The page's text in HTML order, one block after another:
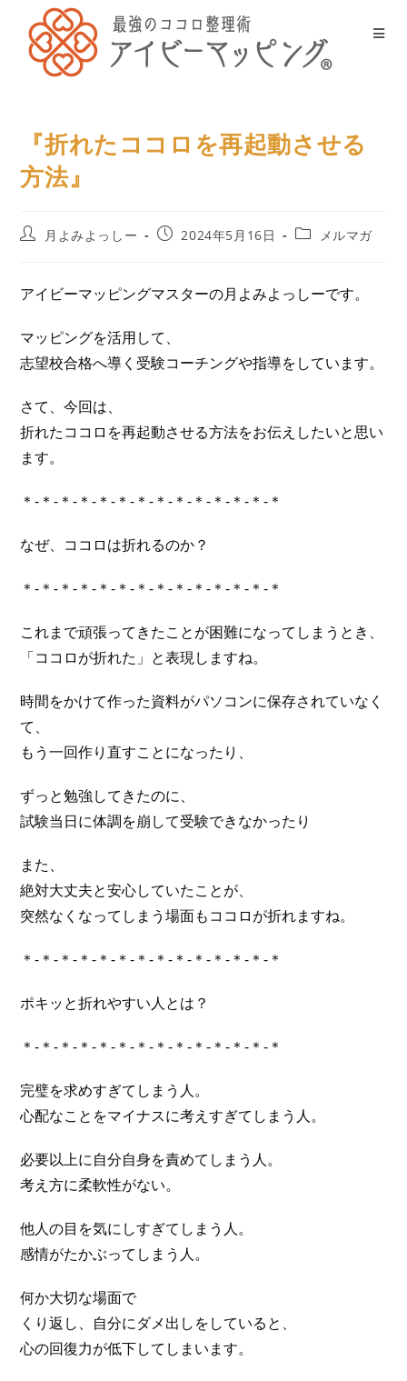
『折れたココロを再起動させる
方法』
月よみよっしー 2024年5月16日 メルマガ
アイビーマッピングマスターの月よみよっしーです。
マッピングを活用して、
志望校合格へ導く受験コーチングや指導をしています。
さて、今回は、
折れたココロを再起動させる方法をお伝えしたいと思い
ます。
＊-＊-＊-＊-＊-＊-＊-＊-＊-＊-＊-＊-＊-＊
なぜ、ココロは折れるのか？
＊-＊-＊-＊-＊-＊-＊-＊-＊-＊-＊-＊-＊-＊
これまで頑張ってきたことが困難になってしまうとき、
「ココロが折れた」と表現しますね。
時間をかけて作った資料がパソコンに保存されていなく
て、
もう一回作り直すことになったり、
ずっと勉強してきたのに、
試験当日に体調を崩して受験できなかったり
また、
絶対大丈夫と安心していたことが、
突然なくなってしまう場面もココロが折れますね。
＊-＊-＊-＊-＊-＊-＊-＊-＊-＊-＊-＊-＊-＊
ポキッと折れやすい人とは？
＊-＊-＊-＊-＊-＊-＊-＊-＊-＊-＊-＊-＊-＊
完璧を求めすぎてしまう人。
心配なことをマイナスに考えすぎてしまう人。
必要以上に自分自身を責めてしまう人。
考え方に柔軟性がない。
他人の目を気にしすぎてしまう人。
感情がたかぶってしまう人。
何か大切な場面で
くり返し、自分にダメ出しをしていると、
心の回復力が低下してしまいます。